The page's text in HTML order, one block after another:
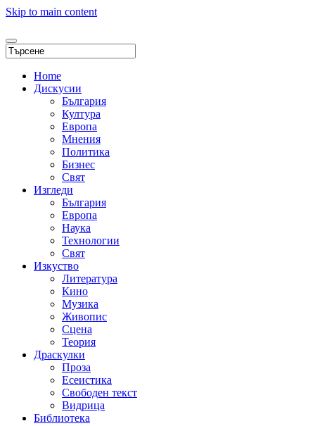
Skip to main content
Home
Дискусии
България
Култура
Европа
Мнения
Политика
Бизнес
Свят
Изгледи
България
Европа
Наука
Технологии
Свят
Изкуство
Литература
Кино
Музика
Живопис
Сцена
Теория
Драскулки
Проза
Есеистика
Свободен текст
Видрица
Библиотека